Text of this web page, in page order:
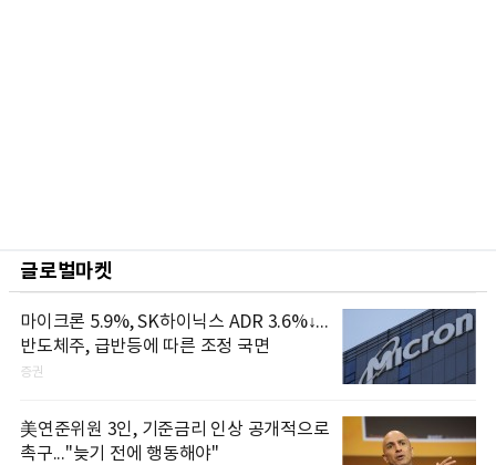
글로벌마켓
마이크론 5.9%, SK하이닉스 ADR 3.6%↓...
반도체주, 급반등에 따른 조정 국면
증권
美연준위원 3인, 기준금리 인상 공개적으로
촉구..."늦기 전에 행동해야"